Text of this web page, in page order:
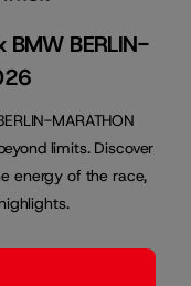
BMW BERLIN-
MARATHON
limits. Discover
energy of the race,